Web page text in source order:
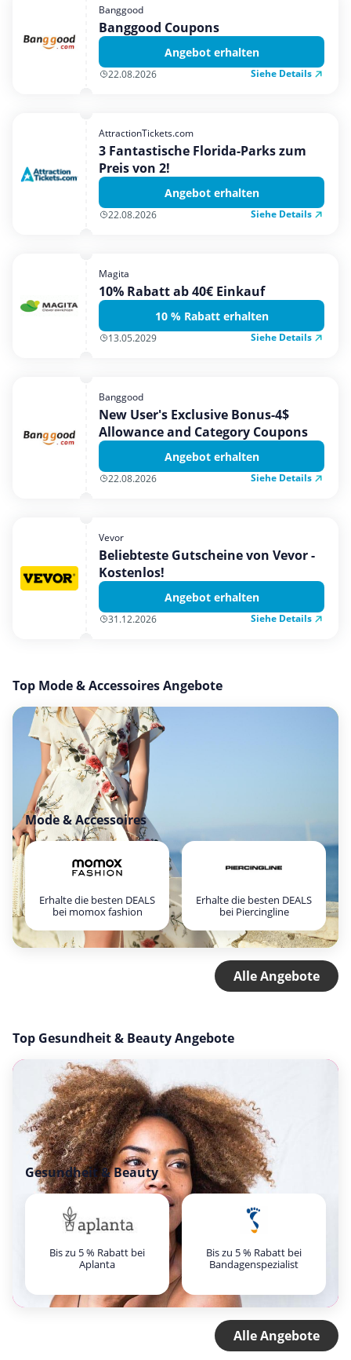
Banggood
Banggood Coupons
Angebot erhalten
22.08.2026 Siehe Details
AttractionTickets.com
3 Fantastische Florida-Parks zum
Preis von 2!
Angebot erhalten
22.08.2026 Siehe Details
Magita
10% Rabatt ab 40€ Einkauf
10 % Rabatt erhalten
13.05.2029 Siehe Details
Banggood
New User's Exclusive Bonus-4$
Allowance and Category Coupons
Angebot erhalten
22.08.2026 Siehe Details
Vevor
Beliebteste Gutscheine von Vevor -
Kostenlos!
Angebot erhalten
31.12.2026 Siehe Details
Top Mode & Accessoires Angebote
Mode & Accessoires
Erhalte die besten DEALS
bei momox fashion
Erhalte die besten DEALS
bei Piercingline
Alle Angebote
Top Gesundheit & Beauty Angebote
Gesundheit & Beauty
Bis zu 5 % Rabatt bei
Aplanta
Bis zu 5 % Rabatt bei
Bandagenspezialist
Alle Angebote